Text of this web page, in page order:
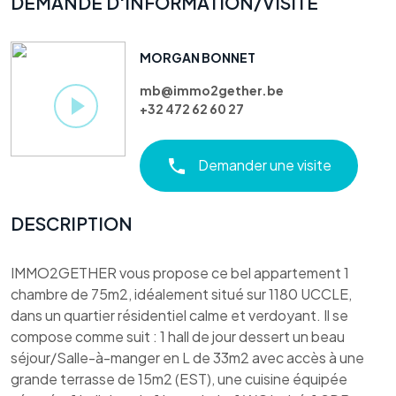
MORGAN BONNET
mb@immo2gether.be
+32 472 62 60 27
Demander une visite
DESCRIPTION
IMMO2GETHER vous propose ce bel appartement 1
chambre de 75m2, idéalement situé sur 1180 UCCLE,
dans un quartier résidentiel calme et verdoyant. Il se
compose comme suit : 1 hall de jour dessert un beau
séjour/Salle-à-manger en L de 33m2 avec accès à une
grande terrasse de 15m2 (EST), une cuisine équipée